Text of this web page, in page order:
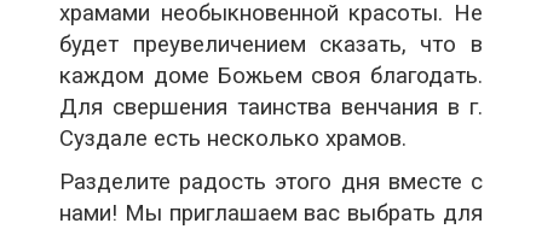
храмами необыкновенной красоты. Не
будет преувеличением сказать, что в
каждом доме Божьем своя благодать.
Для свершения таинства венчания в г.
Суздале есть несколько храмов.
Разделите радость этого дня вместе с
нами! Мы приглашаем вас выбрать для